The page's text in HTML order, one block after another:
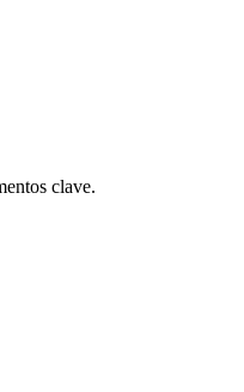
clave.